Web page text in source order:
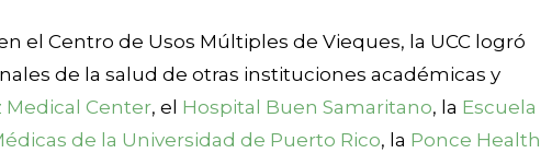
el Centro de Usos Múltiples de Vieques, la UCC logró
de la salud de otras instituciones académicas y
Medical Center, el Hospital Buen Samaritano, la Escuela
de la Universidad de Puerto Rico, la Ponce Health